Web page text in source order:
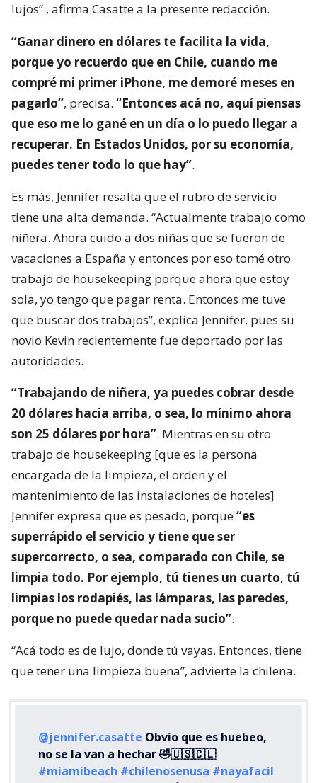
lujos” , afirma Casatte a la presente redacción.
“Ganar dinero en dólares te facilita la vida,
porque yo recuerdo que en Chile, cuando me
compré mi primer iPhone, me demoré meses en
pagarlo”, precisa. “Entonces acá no, aquí piensas
que eso me lo gané en un día o lo puedo llegar a
recuperar. En Estados Unidos, por su economía,
puedes tener todo lo que hay”.
Es más, Jennifer resalta que el rubro de servicio
tiene una alta demanda. “Actualmente trabajo como
niñera. Ahora cuido a dos niñas que se fueron de
vacaciones a España y entonces por eso tomé otro
trabajo de housekeeping porque ahora que estoy
sola, yo tengo que pagar renta. Entonces me tuve
que buscar dos trabajos”, explica Jennifer, pues su
novio Kevin recientemente fue deportado por las
autoridades.
“Trabajando de niñera, ya puedes cobrar desde
20 dólares hacia arriba, o sea, lo mínimo ahora
son 25 dólares por hora”. Mientras en su otro
trabajo de housekeeping [que es la persona
encargada de la limpieza, el orden y el
mantenimiento de las instalaciones de hoteles]
Jennifer expresa que es pesado, porque“es
superrápido el servicio y tiene que ser
supercorrecto, o sea, comparado con Chile, se
limpia todo. Por ejemplo, tú tienes un cuarto, tú
limpias los rodapiés, las lámparas, las paredes,
porque no puede quedar nada sucio”.
“Acá todo es de lujo, donde tú vayas. Entonces, tiene
que tener una limpieza buena”, advierte la chilena.
@jennifer.casatte Obvio que es huebeo,
no se la van a hechar 🤣🇺🇸🇨🇱
#miamibeach #chilenosenusa #nayafacil